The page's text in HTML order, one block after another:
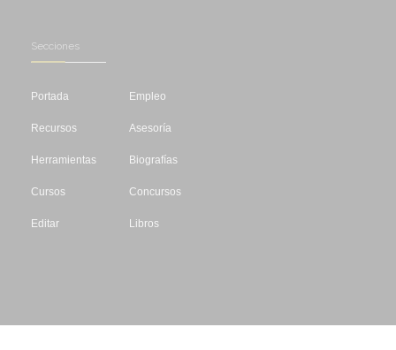
Secciones
Portada
Recursos
Herramientas
Cursos
Editar
Empleo
Asesoría
Biografías
Concursos
Libros